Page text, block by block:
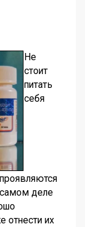
Не
стоит
питать
себя
деле
их